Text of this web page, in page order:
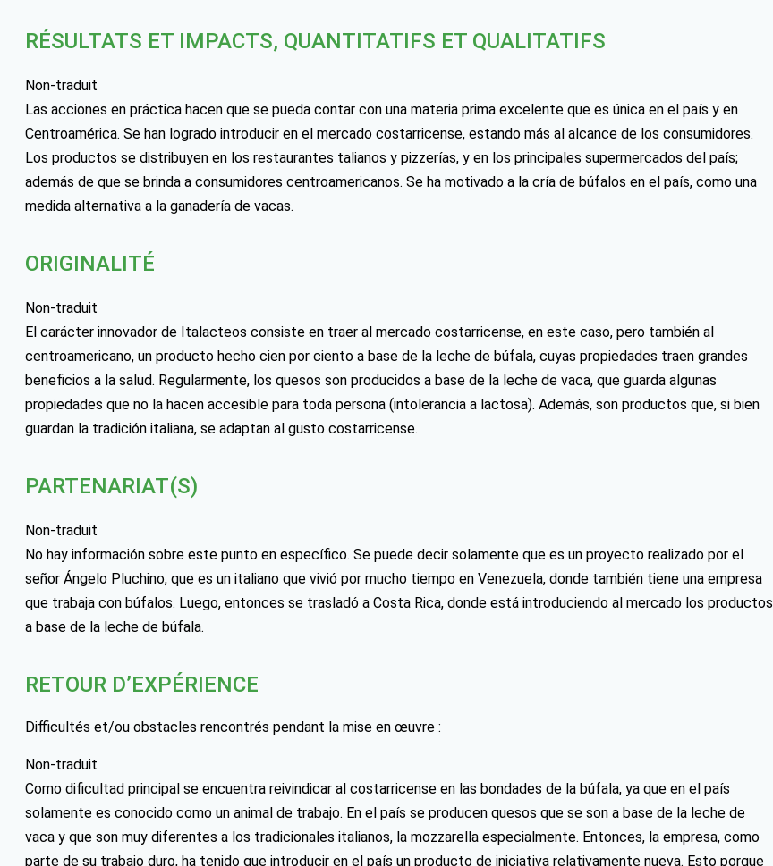
RÉSULTATS ET IMPACTS, QUANTITATIFS ET QUALITATIFS
Non-traduit
Las acciones en práctica hacen que se pueda contar con una materia prima excelente que es única en el país y en
Centroamérica. Se han logrado introducir en el mercado costarricense, estando más al alcance de los consumidores.
Los productos se distribuyen en los restaurantes talianos y pizzerías, y en los principales supermercados del país;
además de que se brinda a consumidores centroamericanos. Se ha motivado a la cría de búfalos en el país, como una
medida alternativa a la ganadería de vacas.
ORIGINALITÉ
Non-traduit
El carácter innovador de Italacteos consiste en traer al mercado costarricense, en este caso, pero también al
centroamericano, un producto hecho cien por ciento a base de la leche de búfala, cuyas propiedades traen grandes
beneficios a la salud. Regularmente, los quesos son producidos a base de la leche de vaca, que guarda algunas
propiedades que no la hacen accesible para toda persona (intolerancia a lactosa). Además, son productos que, si bien
guardan la tradición italiana, se adaptan al gusto costarricense.
PARTENARIAT(S)
Non-traduit
No hay información sobre este punto en específico. Se puede decir solamente que es un proyecto realizado por el
señor Ángelo Pluchino, que es un italiano que vivió por mucho tiempo en Venezuela, donde también tiene una empresa
que trabaja con búfalos. Luego, entonces se trasladó a Costa Rica, donde está introduciendo al mercado los productos
a base de la leche de búfala.
RETOUR D’EXPÉRIENCE
Difficultés et/ou obstacles rencontrés pendant la mise en œuvre :
Non-traduit
Como dificultad principal se encuentra reivindicar al costarricense en las bondades de la búfala, ya que en el país
solamente es conocido como un animal de trabajo. En el país se producen quesos que se son a base de la leche de
vaca y que son muy diferentes a los tradicionales italianos, la mozzarella especialmente. Entonces, la empresa, como
parte de su trabajo duro, ha tenido que introducir en el país un producto de iniciativa relativamente nueva. Esto porque